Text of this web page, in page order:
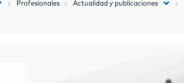
Profesionales Actualidad y publicaciones